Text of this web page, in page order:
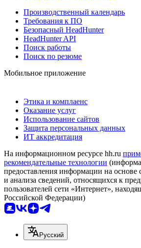
Производственный календарь
Требования к ПО
Безопасный HeadHunter
HeadHunter API
Поиск работы
Поиск по резюме
Мобильное приложение
Этика и комплаенс
Оказание услуг
Использование сайтов
Защита персональных данных
ИТ аккредитация
На информационном ресурсе hh.ru
рекомендательные технологии
предоставления информации на основе
и анализа сведений, относящихся к
пользователей сети «Интернет»,
Российской Федерации)
Русский